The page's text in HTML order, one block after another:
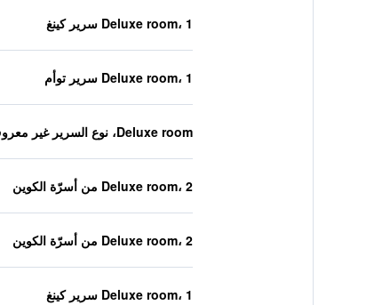
Deluxe room، 1 سرير كينغ
Deluxe room، 1 سرير توأم
Deluxe room، نوع السرير غير معروف
Deluxe room، 2 من أسرّة الكوين
Deluxe room، 2 من أسرّة الكوين
Deluxe room، 1 سرير كينغ